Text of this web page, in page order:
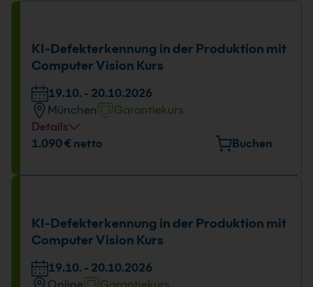
KI-Defekterkennung in der Produktion mit
Computer Vision Kurs
19.10. - 20.10.2026
München
Garantiekurs
Details
Veranstaltungsort
19.10. - 20.10.2026
09:00 - 16:00 Uhr
1.090 € netto Buchen
KI-Defekterkennung in der Produktion mit
Computer Vision Kurs
19.10. - 20.10.2026